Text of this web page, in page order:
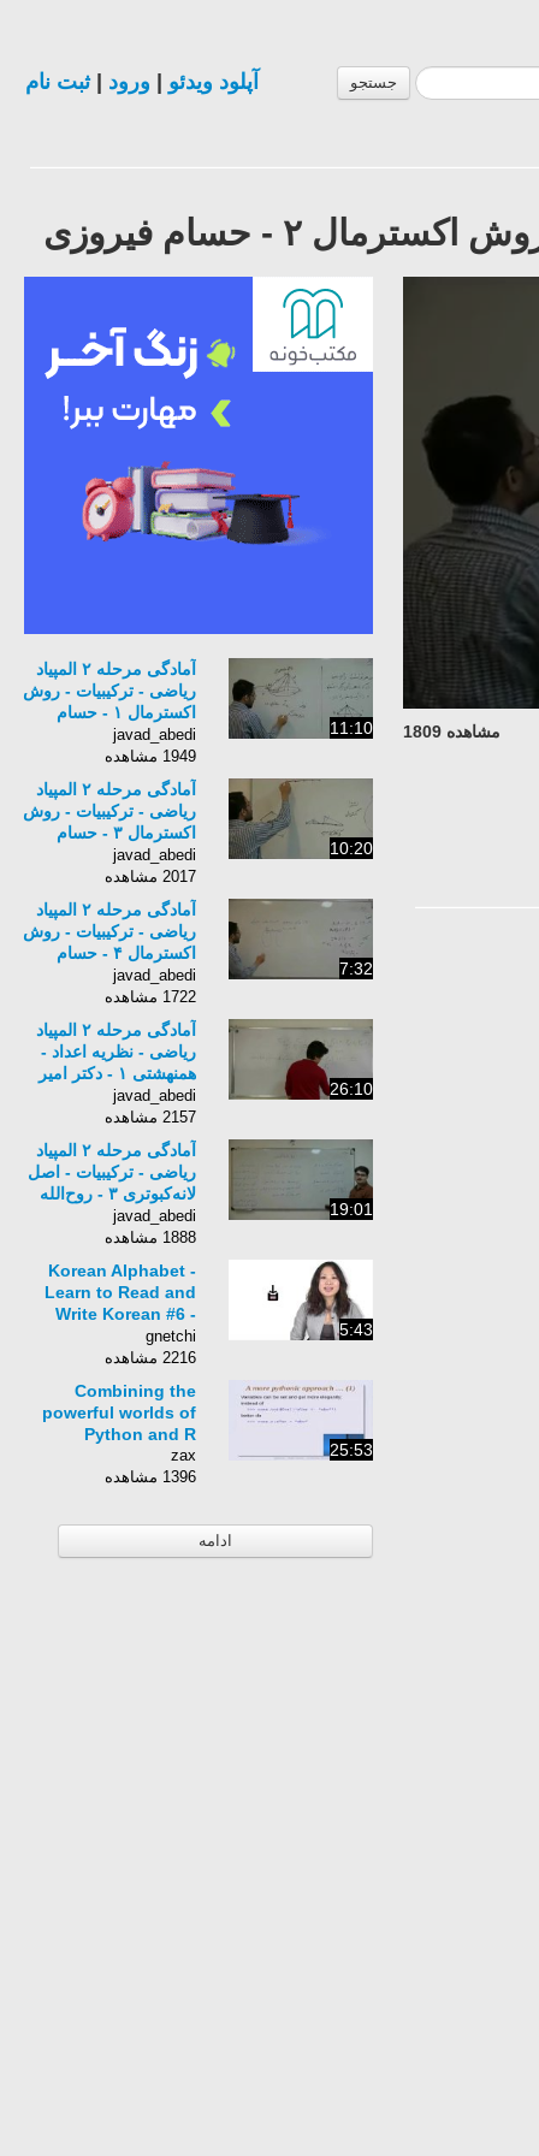
جستجو آپلود ویدئو ورود |ثبت نام
مشاهده 1809 11:10
آمادگی مرحله ۲ المپیاد
ریاضی - ترکیبیات - روش
اکسترمال ۱ - حسام
فیروزی
javad_abedi
1949 مشاهده
10:20
آمادگی مرحله ۲ المپیاد
ریاضی - ترکیبیات - روش
اکسترمال ۳ - حسام
فیروزی
javad_abedi
2017 مشاهده
7:32
آمادگی مرحله ۲ المپیاد
ریاضی - ترکیبیات - روش
اکسترمال ۴ - حسام
فیروزی
javad_abedi
1722 مشاهده
26:10
آمادگی مرحله ۲ المپیاد
ریاضی - نظریه اعداد -
همنهشتی ۱ - دکتر امیر
جعفری
javad_abedi
2157 مشاهده
19:01
آمادگی مرحله ۲ المپیاد
ریاضی - ترکیبیات - اصل
لانه‌کبوتری ۳ - روح‌الله
مهکام
javad_abedi
1888 مشاهده
5:43
Korean Alphabet -
Learn to Read and
Write Korean #6 -
Hangul Basic
Consonants ㅁ,ㅂ,ㅍ
gnetchi
2216 مشاهده
25:53
Combining the
powerful worlds of
Python and R
zax
1396 مشاهده
ادامه